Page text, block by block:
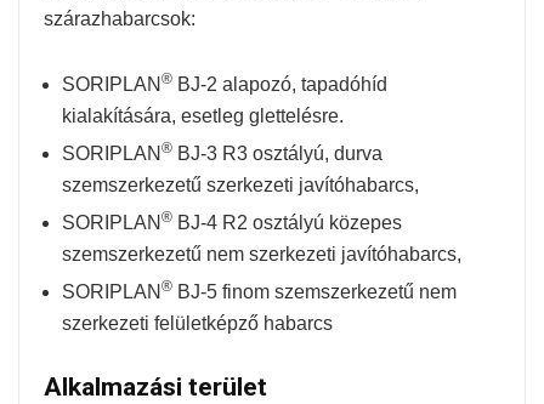
szárazhabarcsok:
SORIPLAN ® BJ-2 alapozó, tapadóhíd
kialakítására, esetleg glettelésre.
SORIPLAN ® BJ-3 R3 osztályú, durva
szemszerkezetű szerkezeti javítóhabarcs,
SORIPLAN ® BJ-4 R2 osztályú közepes
szemszerkezetű nem szerkezeti javítóhabarcs,
SORIPLAN ® BJ-5 finom szemszerkezetű nem
szerkezeti felületképző habarcs
Alkalmazási terület